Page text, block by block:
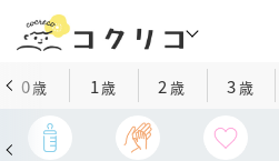
0歳 1歳 2 歳 3歳